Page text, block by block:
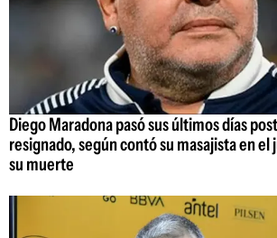
Diego Maradona pasó sus últimos días
resignado, según contó su masajista en
su muerte